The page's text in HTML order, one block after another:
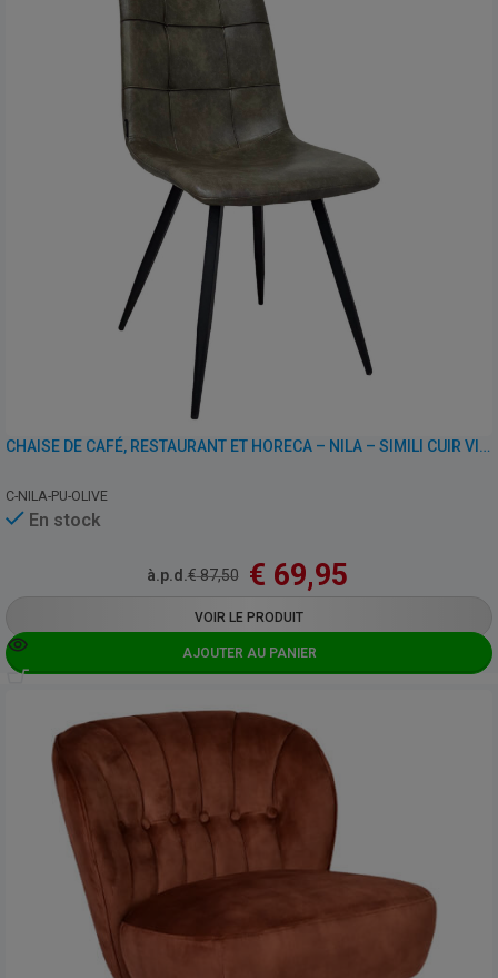
CHAISE DE CAFÉ, RESTAURANT ET HORECA – NILA – SIMILI CUIR VINTAGE
C-NILA-PU-OLIVE
En stock
à.p.d.€87,50 € 69,95
VOIR LE PRODUIT
AJOUTER AU PANIER